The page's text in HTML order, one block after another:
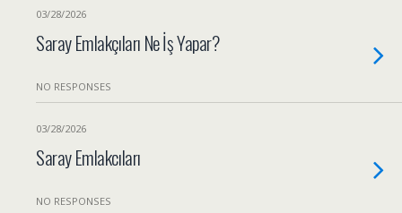
03/28/2026
Saray Emlakçıları Ne İş Yapar?
NO RESPONSES
03/28/2026
Saray Emlakcıları
NO RESPONSES